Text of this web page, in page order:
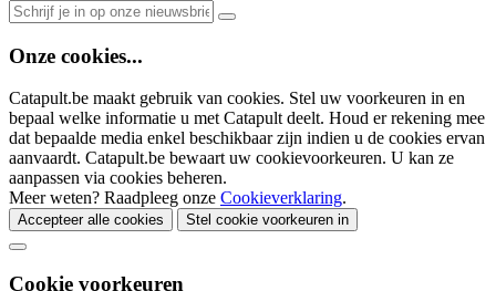
Onze cookies...
Catapult.be maakt gebruik van cookies. Stel uw voorkeuren in en
bepaal welke informatie u met Catapult deelt. Houd er rekening mee
dat bepaalde media enkel beschikbaar zijn indien u de cookies ervan
aanvaardt. Catapult.be bewaart uw cookievoorkeuren. U kan ze
aanpassen via cookies beheren.
Meer weten? Raadpleeg onze Cookieverklaring.
Accepteer alle cookies Stel cookie voorkeuren in
Cookie voorkeuren